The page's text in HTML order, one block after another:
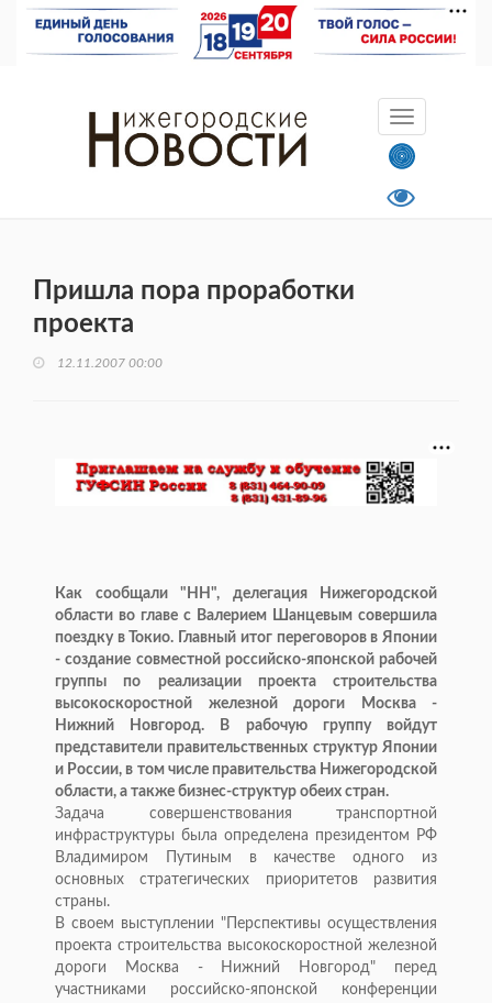
Пришла пора проработки
проекта
12.11.2007 00:00
Как сообщали "НН", делегация Нижегородской
области во главе с Валерием Шанцевым совершила
поездку в Токио. Главный итог переговоров в Японии
- создание совместной российско-японской рабочей
группы по реализации проекта строительства
высокоскоростной железной дороги Москва -
Нижний Новгород. В рабочую группу войдут
представители правительственных структур Японии
и России, в том числе правительства Нижегородской
области, а также бизнес-структур обеих стран.
Задача совершенствования транспортной
инфраструктуры была определена президентом РФ
Владимиром Путиным в качестве одного из
основных стратегических приоритетов развития
страны.
В своем выступлении "Перспективы осуществления
проекта строительства высокоскоростной железной
дороги Москва - Нижний Новгород" перед
участниками российско-японской конференции